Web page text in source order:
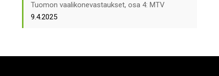
Tuomon vaalikonevastaukset, osa 4: MTV
9.4.2025